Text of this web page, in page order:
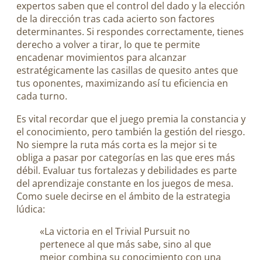
expertos saben que el control del dado y la elección
de la dirección tras cada acierto son factores
determinantes. Si respondes correctamente, tienes
derecho a volver a tirar, lo que te permite
encadenar movimientos para alcanzar
estratégicamente las casillas de quesito antes que
tus oponentes, maximizando así tu eficiencia en
cada turno.
Es vital recordar que el juego premia la constancia y
el conocimiento, pero también la gestión del riesgo.
No siempre la ruta más corta es la mejor si te
obliga a pasar por categorías en las que eres más
débil. Evaluar tus fortalezas y debilidades es parte
del aprendizaje constante en los juegos de mesa.
Como suele decirse en el ámbito de la estrategia
lúdica:
«La victoria en el Trivial Pursuit no
pertenece al que más sabe, sino al que
mejor combina su conocimiento con una